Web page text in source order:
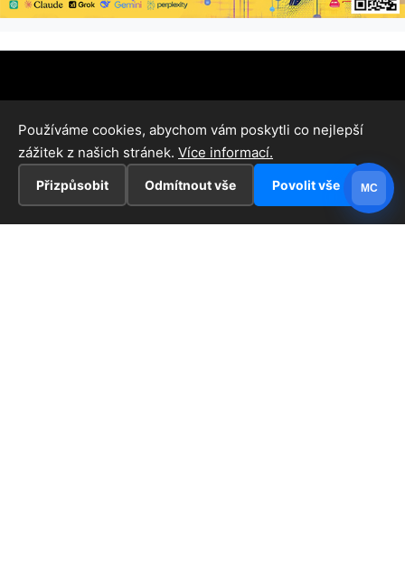
Používáme cookies, abychom vám poskytli co nejlepší
zážitek z našich stránek. Více informací.
Přizpůsobit Odmítnout vše Povolit vše MC